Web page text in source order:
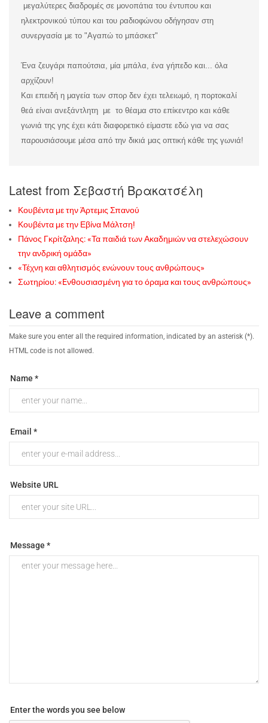
μεγαλύτερες διαδρομές σε μονοπάτια του έντυπου και
ηλεκτρονικού τύπου και του ραδιοφώνου οδήγησαν στη
συνεργασία με το "Αγαπώ το μπάσκετ"
Ένα ζευγάρι παπούτσια, μία μπάλα, ένα γήπεδο και... όλα
αρχίζουν!
Και επειδή η μαγεία των σπορ δεν έχει τελειωμό, η πορτοκαλί
θεά είναι ανεξάντλητη με το θέαμα στο επίκεντρο και κάθε
γωνιά της γης έχει κάτι διαφορετικό είμαστε εδώ για να σας
παρουσιάσουμε μέσα από την δικιά μας οπτική κάθε της γωνιά!
Latest from Σεβαστή Βρακατσέλη
Κουβέντα με την Άρτεμις Σπανού
Κουβέντα με την Εβίνα Μάλτση!
Πάνος Γκρίτζαλης: «Τα παιδιά των Ακαδημιών να στελεχώσουν
την ανδρική ομάδα»
«Τέχνη και αθλητισμός ενώνουν τους ανθρώπους»
Σωτηρίου: «Eνθουσιασμένη για το όραμα και τους ανθρώπους»
Leave a comment
Make sure you enter all the required information, indicated by an asterisk (*).
HTML code is not allowed.
Name *
Email *
Website URL
Message *
Enter the words you see below